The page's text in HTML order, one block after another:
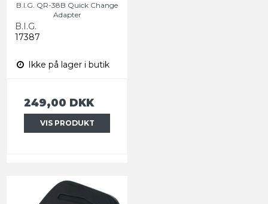
B.I.G. QR-38B Quick Change
Adapter
B.I.G.
17387
Ikke på lager i butik
249,00 DKK
VIS PRODUKT